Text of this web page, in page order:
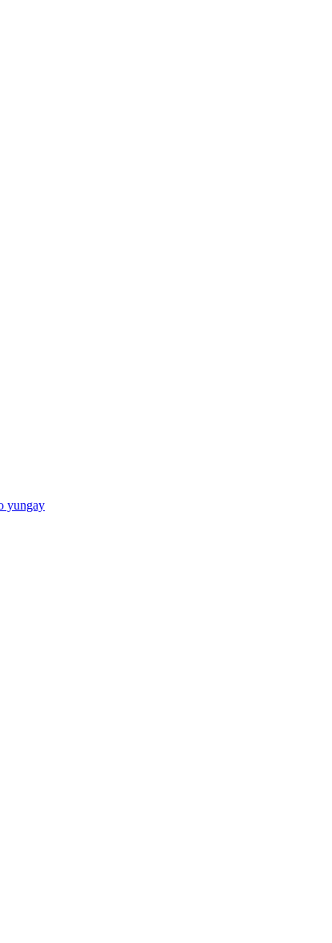
yungay